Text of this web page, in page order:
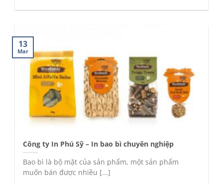
Công ty In Phú Sỹ – In bao bì chuyên nghiệp
Bao bì là bộ mặt của sản phẩm, một sản phẩm
muốn bán được nhiều [...]
13
Mar